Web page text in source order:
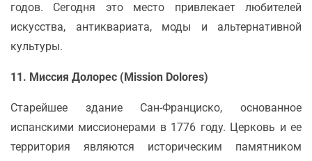
годов. Сегодня это место привлекает любителей
искусства, антиквариата, моды и альтернативной
культуры.
11. Миссия Долорес (Mission Dolores)
Старейшее здание Сан-Франциско, основанное
испанскими миссионерами в 1776 году. Церковь и ее
территория являются историческим памятником